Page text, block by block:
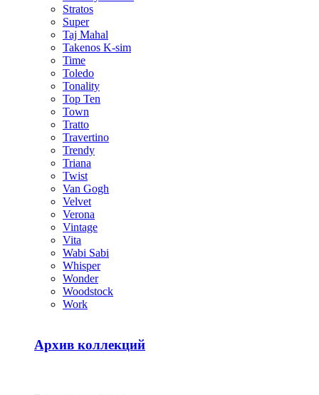
Stratos
Super
Taj Mahal
Takenos K-sim
Time
Toledo
Tonality
Top Ten
Town
Tratto
Travertino
Trendy
Triana
Twist
Van Gogh
Velvet
Verona
Vintage
Vita
Wabi Sabi
Whisper
Wonder
Woodstock
Work
Архив коллекций